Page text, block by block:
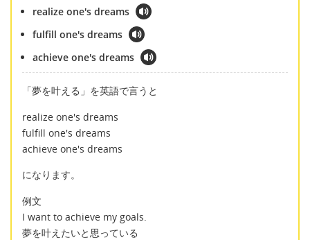
realize one's dreams
fulfill one's dreams
achieve one's dreams
「夢を叶える」を英語で言うと
realize one's dreams
fulfill one's dreams
achieve one's dreams
になります。
例文
I want to achieve my goals.
夢を叶えたいと思っている